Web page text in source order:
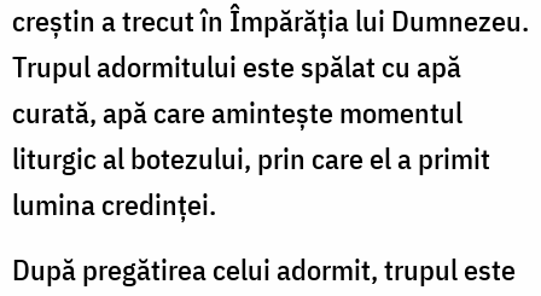
creștin a trecut în Împărăția lui Dumnezeu.
Trupul adormitului este spălat cu apă
curată, apă care amintește momentul
liturgic al botezului, prin care el a primit
lumina credinței.
După pregătirea celui adormit, trupul este